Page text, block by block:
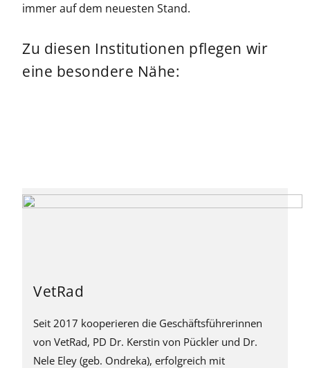
immer auf dem neuesten Stand.
Zu diesen Institutionen pflegen wir
eine besondere Nähe:
VetRad
Seit 2017 kooperieren die Geschäftsführerinnen
von VetRad, PD Dr. Kerstin von Pückler und Dr.
Nele Eley (geb. Ondreka), erfolgreich mit